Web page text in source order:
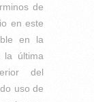
de
en este
en la
la última
del
uso de